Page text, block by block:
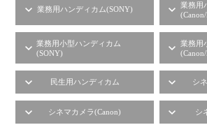
業務用ハンディカム(SONY)
業務用
業務用小型ハンディカム
(SONY)
業務用
民生用ハンディカム シ
シネマカメラ(Canon) シ